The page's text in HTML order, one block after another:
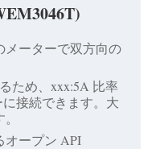
メーターで双方向の
ため、xxx:5A 比率
接続できます。大
オープン API